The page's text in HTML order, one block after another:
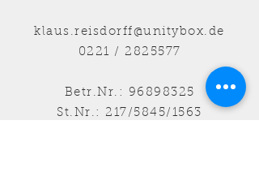
klaus.reisdorff@unitybox.de
0221 / 2825577
Betr.Nr.: 96898325
St.Nr.: 217/5845/1563